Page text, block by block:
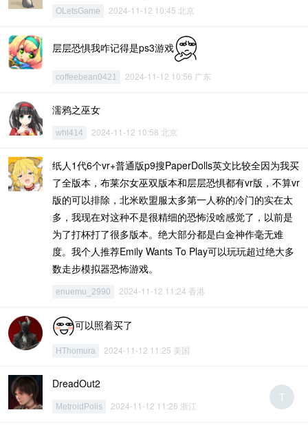
OLetsGame 2024-11-12 10:45 北京
层层恐惧我咋记得是ps3游戏
coffeebean0421 2024-11-12 10:56 广东
濡鸦之巫女
whl414 2024-11-12 10:58 北京
纸人1代6个vr+普通版p9搜PaperDolls英文比较全因为我买
了全版本，布莱尔女巫双版本和层层恐惧都有vr版，不算vr
版的可以排除，北米欧盟服太多第一人称的冷门的实在太
多，我现在对这种不是很精细的恐怖没啥感觉了，以前是
为了打杯打了很多版本。绝大部分都是白金神作毫无难
度。我个人推荐Emily Wants To Play可以玩玩超过绝大多
数走步模拟器恐怖游戏。
enuemu_2990 2024-11-12 11:24 香港
可以照着买了
HThomura 2024-11-12 11:25 美国
DreadOut2
MetroidPolis 2024-11-12 11:26 浙江
T